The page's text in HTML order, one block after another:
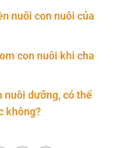
nuôi con nuôi của
con nuôi khi cha
nuôi dưỡng, có thể
không?